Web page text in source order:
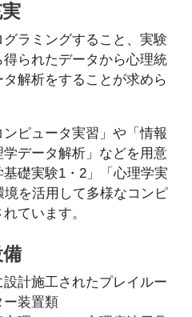
ラミングすること、実験
られたデータから心理統
解析をすることが求めら
ピュータ実習」や「情報
データ解析」などを用意
礎実験1・2」「心理学実
を活用して多様なコンピ
ています。
計施工されたプレイルー
ー装置類